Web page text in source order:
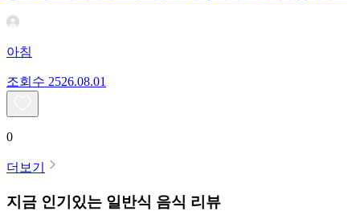
아침
조회수 2526.08.01
0
더보기
지금 인기있는 일반식 음식 리뷰